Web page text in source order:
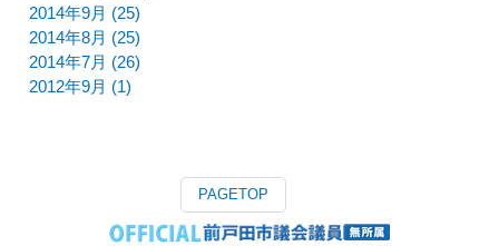
2014年9月 (25)
2014年8月 (25)
2014年7月 (26)
2012年9月 (1)
PAGETOP